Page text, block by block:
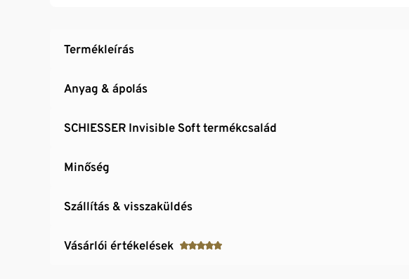
Termékleírás
Anyag & ápolás
SCHIESSER Invisible Soft termékcsalád
Minőség
Szállítás & visszaküldés
Vásárlói értékelések